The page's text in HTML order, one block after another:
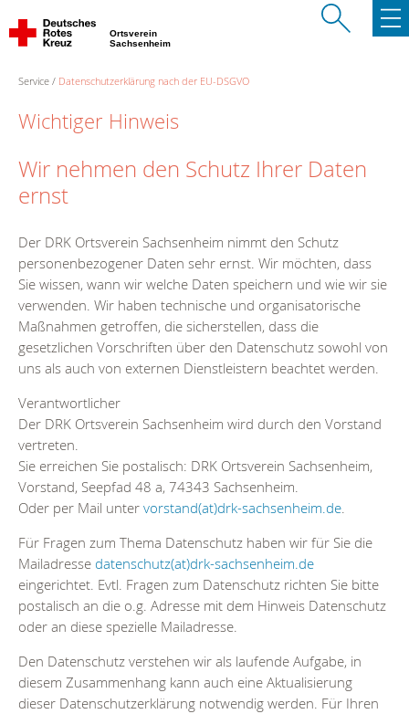
Ortsverein
Sachsenheim
Service Datenschutzerklärung nach der EU-DSGVO
Wichtiger Hinweis
Wir nehmen den Schutz Ihrer Daten
ernst
Der DRK Ortsverein Sachsenheim nimmt den Schutz
personenbezogener Daten sehr ernst. Wir möchten, dass
Sie wissen, wann wir welche Daten speichern und wie wir sie
verwenden. Wir haben technische und organisatorische
Maßnahmen getroffen, die sicherstellen, dass die
gesetzlichen Vorschriften über den Datenschutz sowohl von
uns als auch von externen Dienstleistern beachtet werden.
Verantwortlicher
Der DRK Ortsverein Sachsenheim wird durch den Vorstand
vertreten.
Sie erreichen Sie postalisch: DRK Ortsverein Sachsenheim,
Vorstand, Seepfad 48 a, 74343 Sachsenheim.
Oder per Mail unter vorstand(at)drk-sachsenheim.de.
Für Fragen zum Thema Datenschutz haben wir für Sie die
Mailadresse datenschutz(at)drk-sachsenheim.de
eingerichtet. Evtl. Fragen zum Datenschutz richten Sie bitte
postalisch an die o.g. Adresse mit dem Hinweis Datenschutz
oder an diese spezielle Mailadresse.
Den Datenschutz verstehen wir als laufende Aufgabe, in
diesem Zusammenhang kann auch eine Aktualisierung
dieser Datenschutzerklärung notwendig werden. Für Ihren